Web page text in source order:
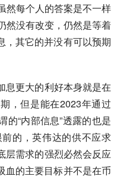
然每个人的答案是不一样
然没有改变，仍然是等着
，其它的并没有可以预期
息更大的利好本身就是在
，但是能在2023年通过
的“内部信息”透露的也是
的，英伟达的供不应求
层需求的强烈必然会反应
血的主要目标并不是在币